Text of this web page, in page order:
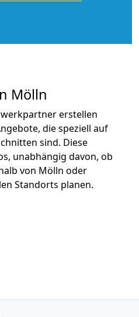
Mölln
erstellen
die speziell auf
sind. Diese
unabhängig davon, ob
von Mölln oder
Standorts planen.